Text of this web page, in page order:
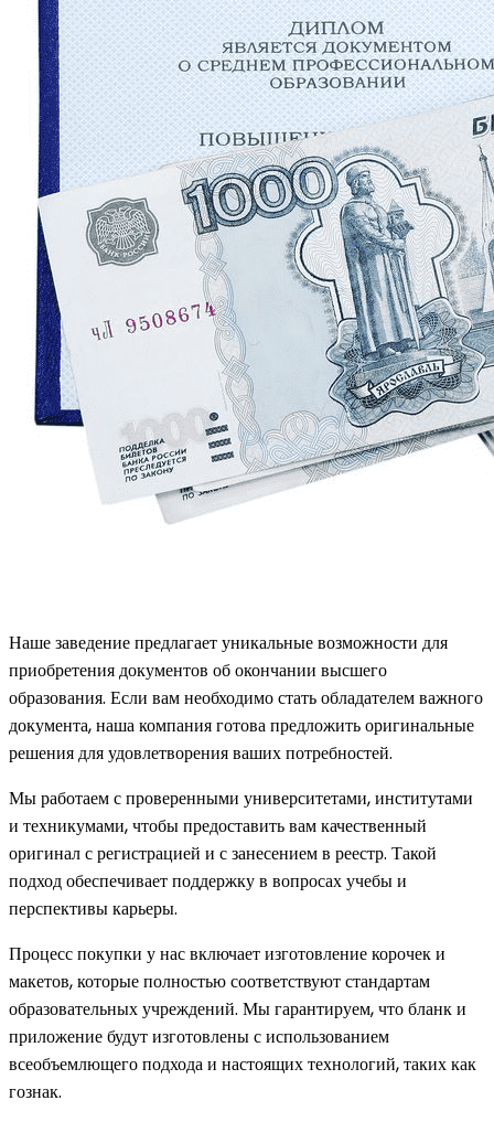
Наше заведение предлагает уникальные возможности для
приобретения документов об окончании высшего
образования. Если вам необходимо стать обладателем важного
документа, наша компания готова предложить оригинальные
решения для удовлетворения ваших потребностей.
Мы работаем с проверенными университетами, институтами
и техникумами, чтобы предоставить вам качественный
оригинал с регистрацией и с занесением в реестр. Такой
подход обеспечивает поддержку в вопросах учебы и
перспективы карьеры.
Процесс покупки у нас включает изготовление корочек и
макетов, которые полностью соответствуют стандартам
образовательных учреждений. Мы гарантируем, что бланк и
приложение будут изготовлены с использованием
всеобъемлющего подхода и настоящих технологий, таких как
гознак.